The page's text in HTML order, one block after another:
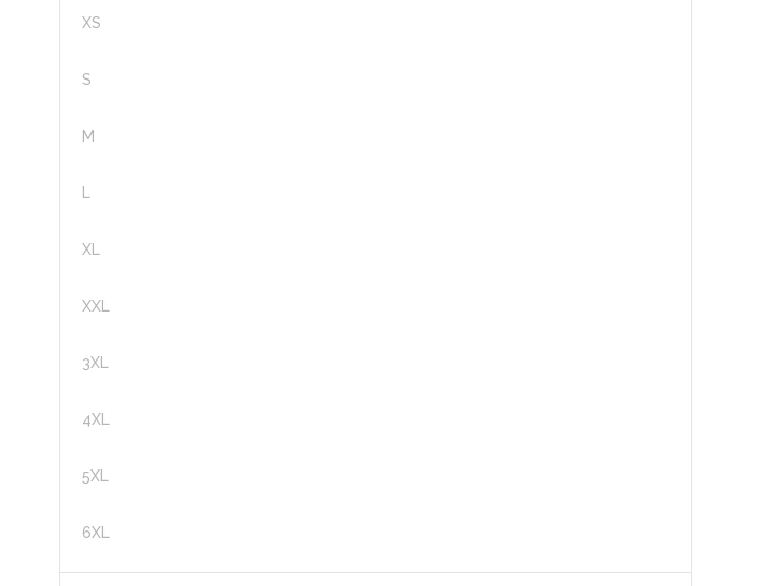
XS
S
M
XL
XXL
3XL
4XL
5XL
6XL